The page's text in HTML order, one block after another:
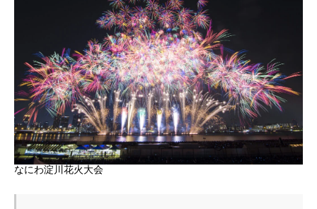
なにわ淀川花火大会